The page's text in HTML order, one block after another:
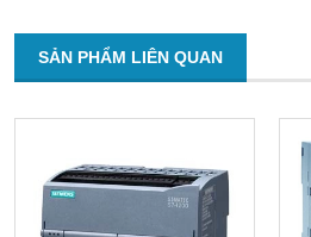
SẢN PHẨM LIÊN QUAN